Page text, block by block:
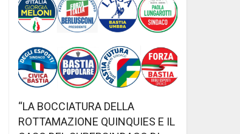
“LA BOCCIATURA DELLA
ROTTAMAZIONE QUINQUIES E IL